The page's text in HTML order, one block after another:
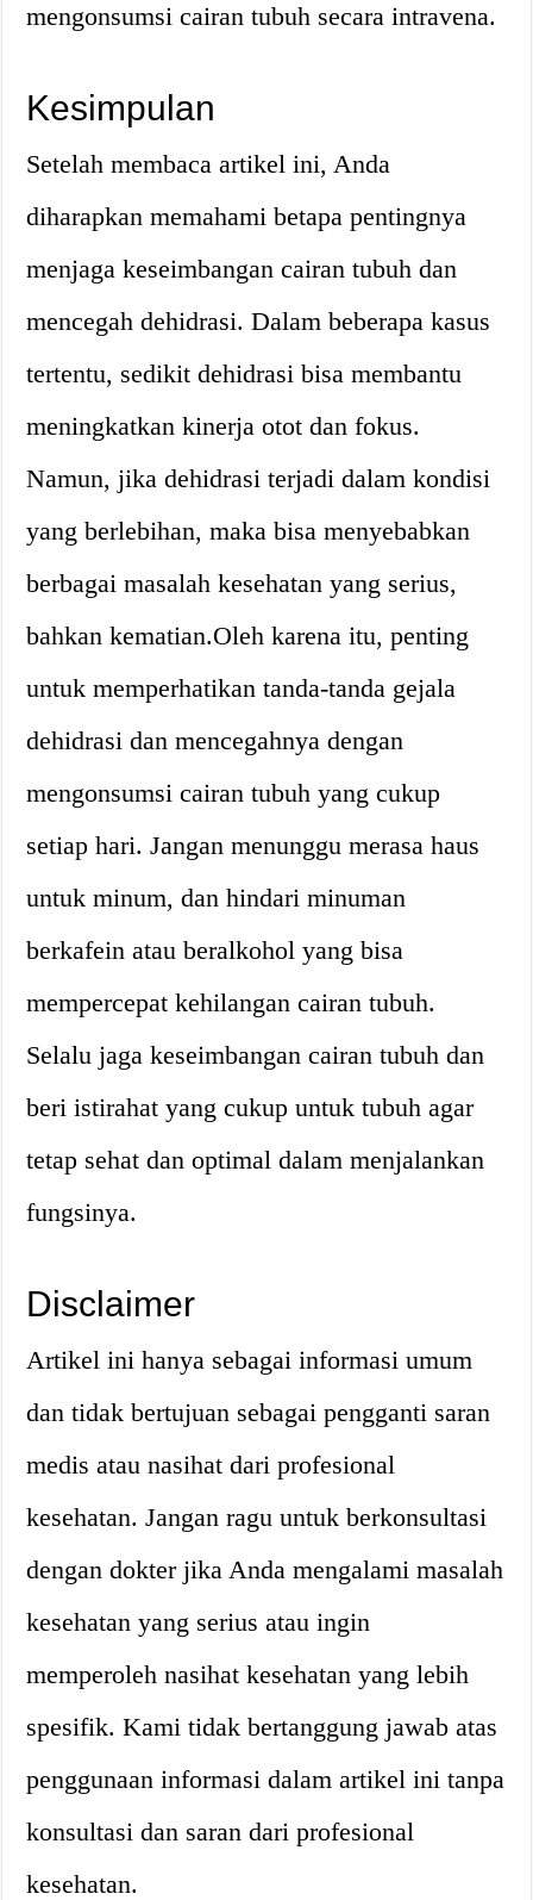
mengonsumsi cairan tubuh secara intravena.
Kesimpulan
Setelah membaca artikel ini, Anda
diharapkan memahami betapa pentingnya
menjaga keseimbangan cairan tubuh dan
mencegah dehidrasi. Dalam beberapa kasus
tertentu, sedikit dehidrasi bisa membantu
meningkatkan kinerja otot dan fokus.
Namun, jika dehidrasi terjadi dalam kondisi
yang berlebihan, maka bisa menyebabkan
berbagai masalah kesehatan yang serius,
bahkan kematian.Oleh karena itu, penting
untuk memperhatikan tanda-tanda gejala
dehidrasi dan mencegahnya dengan
mengonsumsi cairan tubuh yang cukup
setiap hari. Jangan menunggu merasa haus
untuk minum, dan hindari minuman
berkafein atau beralkohol yang bisa
mempercepat kehilangan cairan tubuh.
Selalu jaga keseimbangan cairan tubuh dan
beri istirahat yang cukup untuk tubuh agar
tetap sehat dan optimal dalam menjalankan
fungsinya.
Disclaimer
Artikel ini hanya sebagai informasi umum
dan tidak bertujuan sebagai pengganti saran
medis atau nasihat dari profesional
kesehatan. Jangan ragu untuk berkonsultasi
dengan dokter jika Anda mengalami masalah
kesehatan yang serius atau ingin
memperoleh nasihat kesehatan yang lebih
spesifik. Kami tidak bertanggung jawab atas
penggunaan informasi dalam artikel ini tanpa
konsultasi dan saran dari profesional
kesehatan.